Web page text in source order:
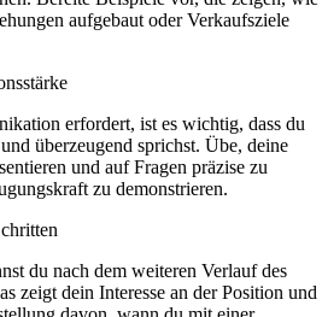
aufgebaut oder Verkaufsziele
erfordert, ist es wichtig, dass du
überzeugend sprichst. Übe, deine
und auf Fragen präzise zu
zu demonstrieren.
du nach dem weiteren Verlauf des
zeigt dein Interesse an der Position und